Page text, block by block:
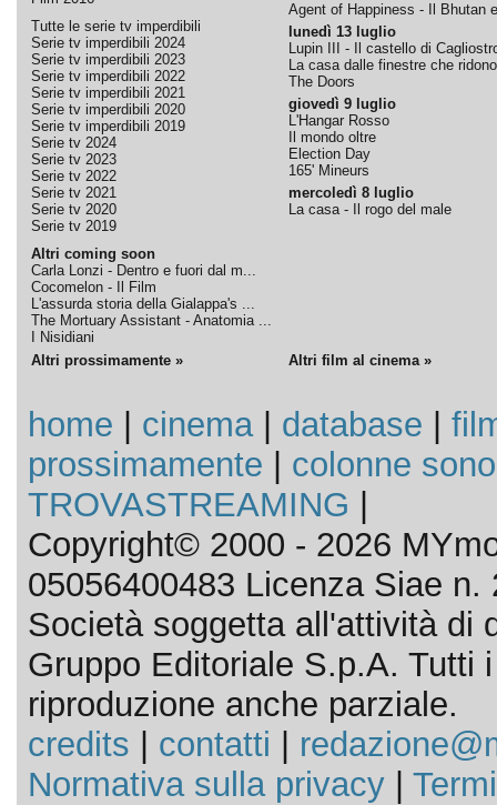
Tutte le serie tv imperdibili
Serie tv imperdibili 2024
Serie tv imperdibili 2023
Serie tv imperdibili 2022
Serie tv imperdibili 2021
Serie tv imperdibili 2020
Serie tv imperdibili 2019
Serie tv 2024
Serie tv 2023
Serie tv 2022
Serie tv 2021
Serie tv 2020
Serie tv 2019
Altri coming soon
Carla Lonzi - Dentro e fuori dal m...
Cocomelon - Il Film
L'assurda storia della Gialappa's ...
The Mortuary Assistant - Anatomia ...
I Nisidiani
Agent of Happiness - Il Bhutan
lunedì 13 luglio
Lupin III - Il castello di
La casa dalle finestre che ridono
The Doors
giovedì 9 luglio
L'Hangar Rosso
Il mondo oltre
Election Day
165' Mineurs
mercoledì 8 luglio
La casa - Il rogo del male
Altri prossimamente » Altri film al cinema »
home cinema| database
prossimamente
colonne
TROVASTREAMING
Copyright© 2000 - 2026
05056400483 Licenza Siae n.
Società soggetta all'attività di
Gruppo Editoriale S.p.A. Tutti
riproduzione anche parziale.
credits
contatti
Normativa sulla privacy|